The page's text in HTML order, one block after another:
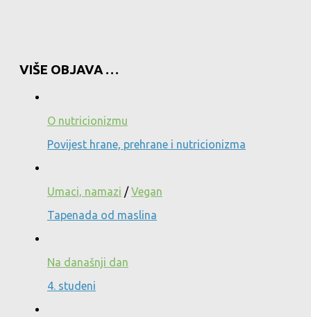
VIŠE OBJAVA …
O nutricionizmu
Povijest hrane, prehrane i nutricionizma
Umaci, namazi /Vegan
Tapenada od maslina
Na današnji dan
4. studeni